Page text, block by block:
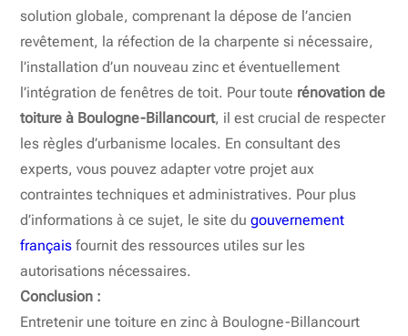
solution globale, comprenant la dépose de l’ancien
revêtement, la réfection de la charpente si nécessaire,
l’installation d’un nouveau zinc et éventuellement
l’intégration de fenêtres de toit. Pour toute rénovation de
toiture à Boulogne-Billancourt, il est crucial de respecter
les règles d’urbanisme locales. En consultant des
experts, vous pouvez adapter votre projet aux
contraintes techniques et administratives. Pour plus
d’informations à ce sujet, le site dugouvernement
français fournit des ressources utiles sur les
autorisations nécessaires.
Conclusion :
Entretenir une toiture en zinc à Boulogne-Billancourt